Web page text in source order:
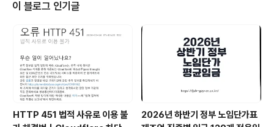
통관고유부호, 목록통관 기준, 전압과 A/S까지 한 번에 정
리해보겠습니다. 저는 이런 제품일수록 “얼마 싸냐”보다
최종 결제금액과 이후 번거로움을 같이 봐야 만족도가 높
다고 생각합니다.한때는 “직구하면 무조건 저렴하다”는 공
식이 통했지만, 지금은 다릅니다. 환..
이 블로그 인기글
HTTP 451 법적 사유로 이용 불
2026년 하반기 정부 노임단가표